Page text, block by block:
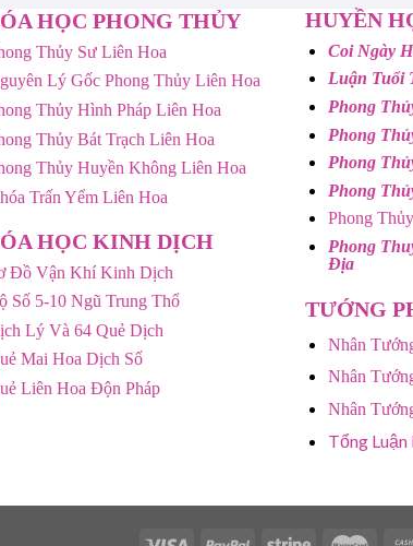
HỌC PHONG THỦY
Thủy Sư Liên Hoa
Lý Gốc Phong Thủy Liên Hoa
Thủy Hình Pháp Liên Hoa
Thủy Bát Trạch Liên Hoa
Thủy Huyền Không Liên Hoa
Trấn Yểm Liên Hoa
HỌC KINH DỊCH
Đồ Vận Khí Kinh Dịch
Số 5-10 Ngũ Trung Thổ
Lý Và 64 Quẻ Dịch
Mai Hoa Dịch Số
Liên Hoa Độn Pháp
HUYỀN
Coi Ngày
Luận Tuổi
Phong
Phong
Phong
Phong
Phong
Phong
Địa
TƯỚNG
Nhân
Nhân
Nhân
Tổng